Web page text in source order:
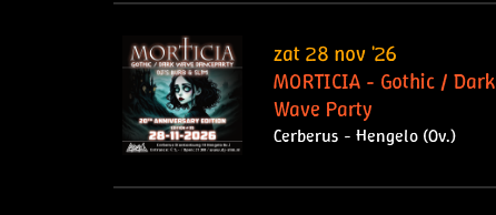
zat 28 nov '26
MORTICIA - Gothic / Dark
Wave Party
Cerberus - Hengelo (Ov.)